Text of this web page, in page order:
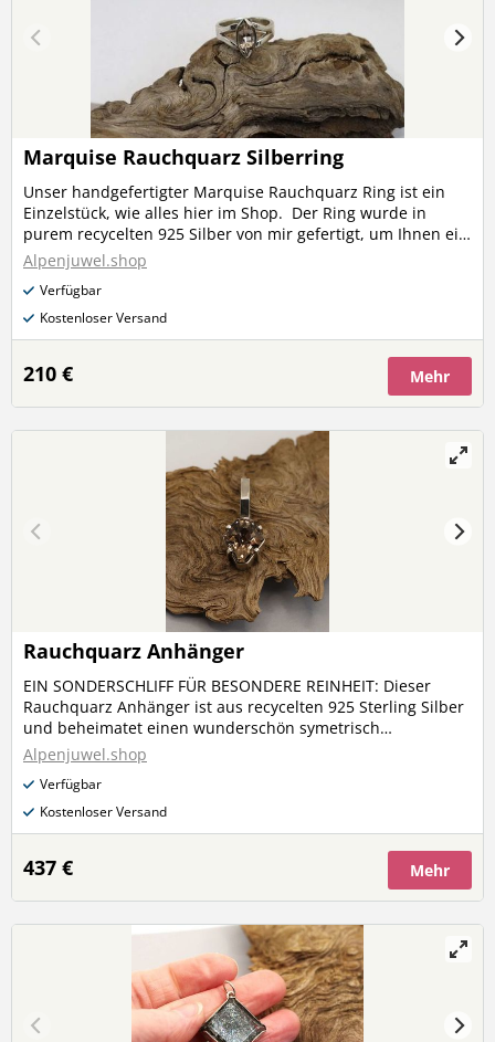
Marquise Rauchquarz Silberring
Unser handgefertigter Marquise Rauchquarz Ring ist ein
Einzelstück, wie alles hier im Shop. Der Ring wurde in
purem recycelten 925 Silber von mir gefertigt, um Ihnen ein
einzigartiges und hochwertiges Schmuckstück zu bieten.
Der Schmuckstein ist ein selbstgeschliffener
(Marquise/Navette) Rauchquarz aus den österreichischen
Alpen, der dem Ring einen natürlichen und
edlen Charme verleiht. Dieser Ring ist ein perfektes
Accessoire und wird sicherlich bewundernde Blicke auf sich
ziehen. Verpassen Sie nicht die Gelegenheit, ein Stück
Naturverbundenheit in einzigartiger Form zu besitzen! Ein
Alpenjuwel.shop
Verfügbar
Kostenloser Versand
210 € Mehr
Rauchquarz Anhänger
EIN SONDERSCHLIFF FÜR BESONDERE REINHEIT: Dieser
Rauchquarz Anhänger ist aus recycelten 925 Sterling Silber
und beheimatet einen wunderschön symetrisch
geschliffenen Rauchquarz aus den österreichischen Alpen.
Die Brillianz und die Tiefe dieses Schmucksteins ist
unübertroffen. Wie alles in unserem Shop, ist auch dieser
Rauchquarzanhänger ein absolutes Einzelstück. Tragen
Sie ein Stück Naturverbundenheit und erstrahlen Sie mit
Leben!
Alpenjuwel.shop
Verfügbar
Kostenloser Versand
437 € Mehr